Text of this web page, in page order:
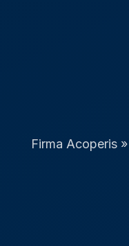
Firma Acoperis»